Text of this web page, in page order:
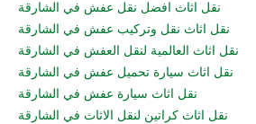
نقل اثاث افضل نقل عفش في الشارقة
نقل اثاث نقل وتركيب عفش في الشارقة
نقل اثاث العالمية لنقل العفش في الشارقة
نقل اثاث سيارة تحميل عفش في الشارقة
نقل اثاث سيارة عفش في الشارقة
نقل اثاث كراتين لنقل الاثاث في الشارقة